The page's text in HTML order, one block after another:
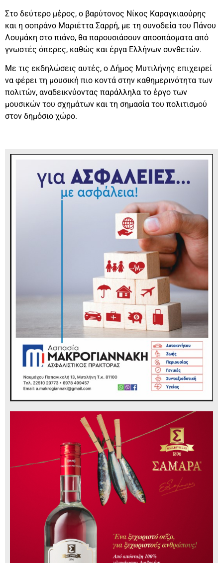
Στο δεύτερο μέρος, ο βαρύτονος Νίκος Καραγκιαούρης
και η σοπράνο Μαριέττα Σαρρή, με τη συνοδεία του Πάνου
Λουμάκη στο πιάνο, θα παρουσιάσουν αποσπάσματα από
γνωστές όπερες, καθώς και έργα Ελλήνων συνθετών.
Με τις εκδηλώσεις αυτές, ο Δήμος Μυτιλήνης επιχειρεί
να φέρει τη μουσική πιο κοντά στην καθημερινότητα των
πολιτών, αναδεικνύοντας παράλληλα το έργο των
μουσικών του σχημάτων και τη σημασία του πολιτισμού
στον δημόσιο χώρο.